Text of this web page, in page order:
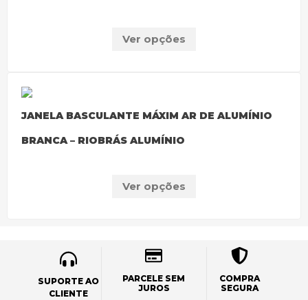
Ver opções
JANELA BASCULANTE MÁXIM AR DE ALUMÍNIO
BRANCA – RIOBRÁS ALUMÍNIO
Ver opções
SUPORTE AO
CLIENTE
PARCELE SEM
JUROS
COMPRA
SEGURA